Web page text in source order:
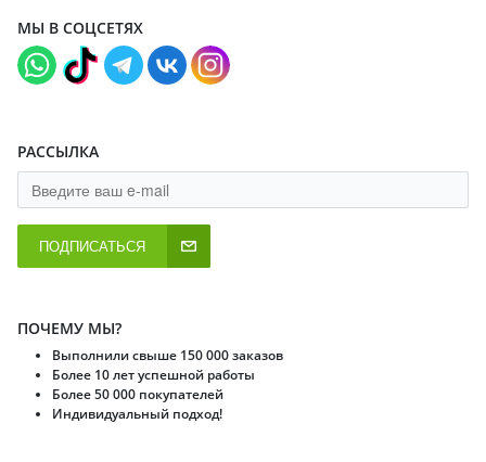
МЫ В СОЦСЕТЯХ
РАССЫЛКА
ПОДПИСАТЬСЯ
ПОЧЕМУ МЫ?
Выполнили свыше 150 000 заказов
Более 10 лет успешной работы
Более 50 000 покупателей
Индивидуальный подход!